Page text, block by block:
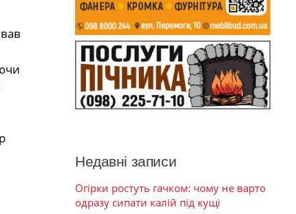
Недавні записи
Огірки ростуть гачком: чому не варто
одразу сипати калій під кущі